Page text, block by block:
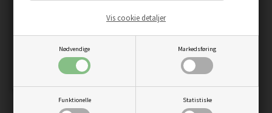
Nødvendige Markedsføring
Funktionelle Statistiske
Vis cookie detaljer
BABY DRAGE GUL - PLAKAT
BØRNE PLAKAT MED